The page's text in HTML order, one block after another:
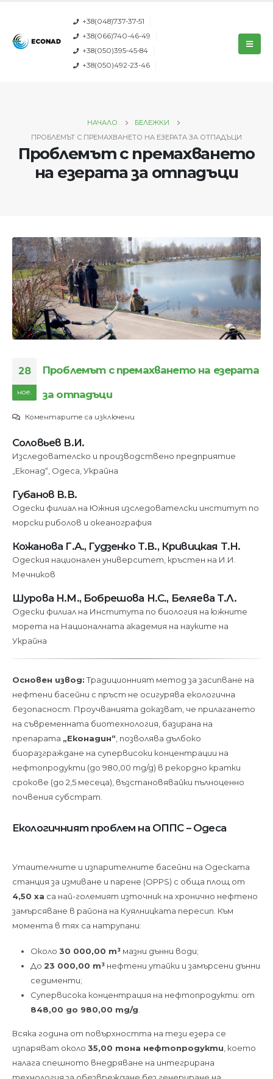
+38(048)737-37-51
+38(066)740-46-49
+38(050)395-45-84
+38(050)492-23-46
НАЧАЛО
БЕЛЕЖКИ
ПРОБЛЕМЪТ С ПРЕМАХВАНЕТО НА ЕЗЕРАТА ЗА ОТПАДЪЦИ
Проблемът с премахването
на езерата за отпадъци
28
ное.
Проблемът с премахването на езерата
за отпадъци
Коментарите са изключениза
премахването
отпадъци
Соловьев В.И.
Изследователско и производствено предприятие
„Еконад“, Одеса, Украйна
Губанов В.В.
Одески филиал на Южния изследователски институт по
морски риболов и океанография
Кожанова Г.А., Гудзенко Т.В., Кривицкая Т.Н.
Одеския национален университет, кръстен на И.И.
Мечников
Шурова Н.М., Бобрешова Н.С., Беляева Т.Л.
Одески филиал на Института по биология на южните
морета на Националната академия на науките на
Украйна
Основен извод:Традиционният метод за засипване на
нефтени басейни с пръст не осигурява екологична
безопасност. Проучванията доказват, че прилагането
на съвременната биотехнология, базирана на
препарата „Еконадин“ , позволява дълбоко
биоразграждане на супервисоки концентрации на
нефтопродукти (до 980,00 mg/g) в рекордно кратки
срокове (до 2,5 месеца), възстановявайки пълноценно
почвения субстрат.
Екологичният проблем на ОППС – Одеса
Утаителните и изпарителните басейни на Одеската
станция за измиване и парене (OPPS) с обща площ от
4,50 ха са най-големият източник на хронично нефтено
замърсяване в района на Куялницката пересип. Към
момента в тях са натрупани:
Около 30 000,00 m³мазни дънни води;
До 23 000,00 m³нефтени утайки и замърсени дънни
седименти;
Супервисока концентрация на нефтопродукти: от
848,00 до 980,00 mg/g.
Всяка година от повърхността на тези езера се
изпаряват около 35,00 тона нефтопродукти , което
налага спешното внедряване на интегрирана